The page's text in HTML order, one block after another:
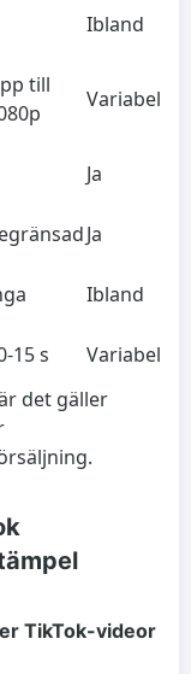
Ibland
till
Variabel
Ja
Ja
Ibland
15 s
Variabel
det gäller
TikTok-videor